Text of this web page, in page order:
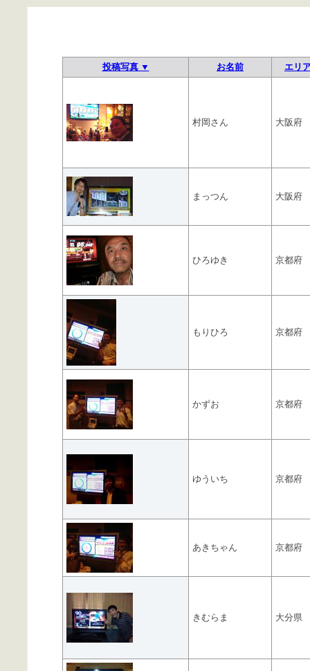
投稿写真 ▼ お名前 エリ
村岡さん 大阪府
まっつん 大阪府
ひろゆき 京都府
もりひろ 京都府
かずお 京都府
ゆういち 京都府
あきちゃん 京都府
きむらま 大分県